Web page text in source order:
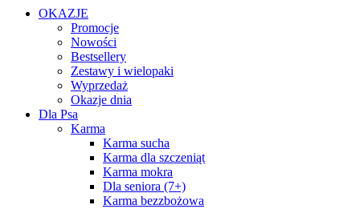
OKAZJE
Promocje
Nowości
Bestsellery
Zestawy i wielopaki
Wyprzedaż
Okazje dnia
Dla Psa
Karma
Karma sucha
Karma dla szczeniąt
Karma mokra
Dla seniora (7+)
Karma bezzbożowa